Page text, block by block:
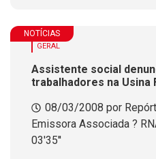
NOTÍCIAS
GERAL
Assistente social
trabalhadores na Usina
08/03/2008 por
Emissora Associada ?
03'35''